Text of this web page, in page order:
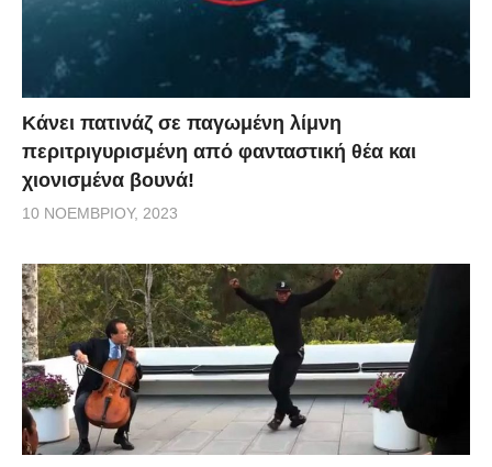
Κάνει πατινάζ σε παγωμένη λίμνη
περιτριγυρισμένη από φανταστική θέα και
χιονισμένα βουνά!
10 ΝΟΕΜΒΡΊΟΥ, 2023